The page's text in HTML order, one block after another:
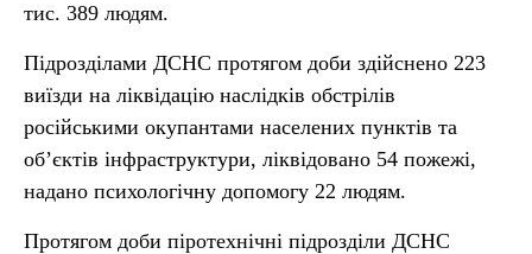
тис. 389 людям.
Підрозділами ДСНС протягом доби здійснено 223
виїзди на ліквідацію наслідків обстрілів
російськими окупантами населених пунктів та
об’єктів інфраструктури, ліквідовано 54 пожежі,
надано психологічну допомогу 22 людям.
Протягом доби піротехнічні підрозділи ДСНС